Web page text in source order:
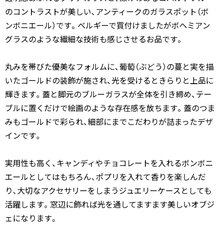
のコントラストが美しい、アンティークのガラスポット（ボ
ンボニエール）です。ベルギーで買付けましたがボヘミアン
グラスのような繊細な技術も感じさせるお品です。
丸みを帯びた優美なフォルムに、葡萄（ぶどう）の蔓と実を描
いたゴールドの装飾が施され、光を受けるときらりと上品に
輝きます。蓋と脚元のブルーガラスが全体を引き締め、テー
ブルに置くだけで絵画のような存在感を放ちます。蓋のつま
みもゴールドで彩られ、細部にまでこだわりが詰まったデザ
インです。
実用性も高く、キャンディやチョコレートを入れるボンボニ
エールとしてはもちろん、ポプリを入れて香りを楽しんだ
り、大切なアクセサリーをしまうジュエリーケースとしても
活躍します。窓辺に飾れば光を通してますます美しいオブジ
ェになります。